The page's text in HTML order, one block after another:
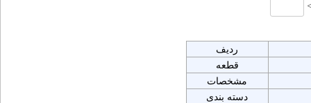
ردیف
قطعه
مشخصات
دسته بندی